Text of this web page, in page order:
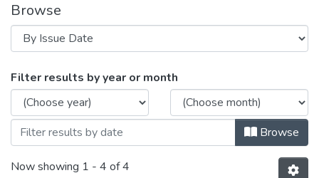
Browse
Browsing Revista Ciencia, Cultura y
Filter results by year or month
Browse
Now showing 1 - 4 of 4